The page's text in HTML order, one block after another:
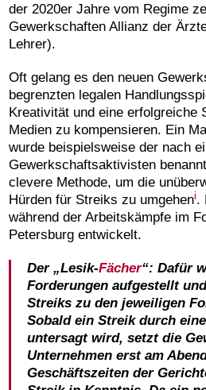
der 2020er Jahre vom Regime
Gewerkschaften Allianz der
Lehrer).
Oft gelang es den neuen
begrenzten legalen
Kreativität und eine erfolgreiche
Medien zu kompensieren. Ein
wurde beispielsweise der nach
Gewerkschaftsaktivisten
clevere Methode, um die
Hürden für Streiks zu umgeheni.
während der Arbeitskämpfe im
Petersburg entwickelt.
Der „Lesik-Fächer“: Dafür
Forderungen aufgestellt
Streiks zu den jeweiligen
Sobald ein Streik durch
untersagt wird, setzt die
Unternehmen erst am
Geschäftszeiten der